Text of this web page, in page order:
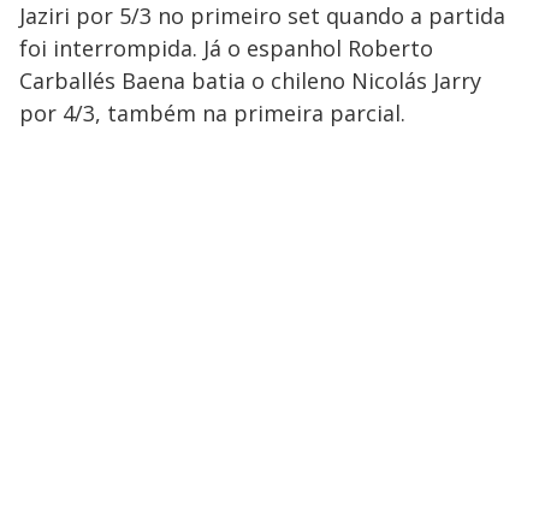
Jaziri por 5/3 no primeiro set quando a partida
foi interrompida. Já o espanhol Roberto
Carballés Baena batia o chileno Nicolás Jarry
por 4/3, também na primeira parcial.